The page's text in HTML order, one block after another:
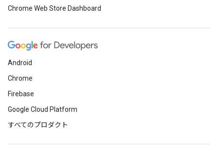
Chrome Web Store Dashboard
Android
Chrome
Firebase
Google Cloud Platform
すべてのプロダクト